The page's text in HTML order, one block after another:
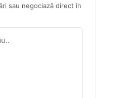
sau negociază direct în